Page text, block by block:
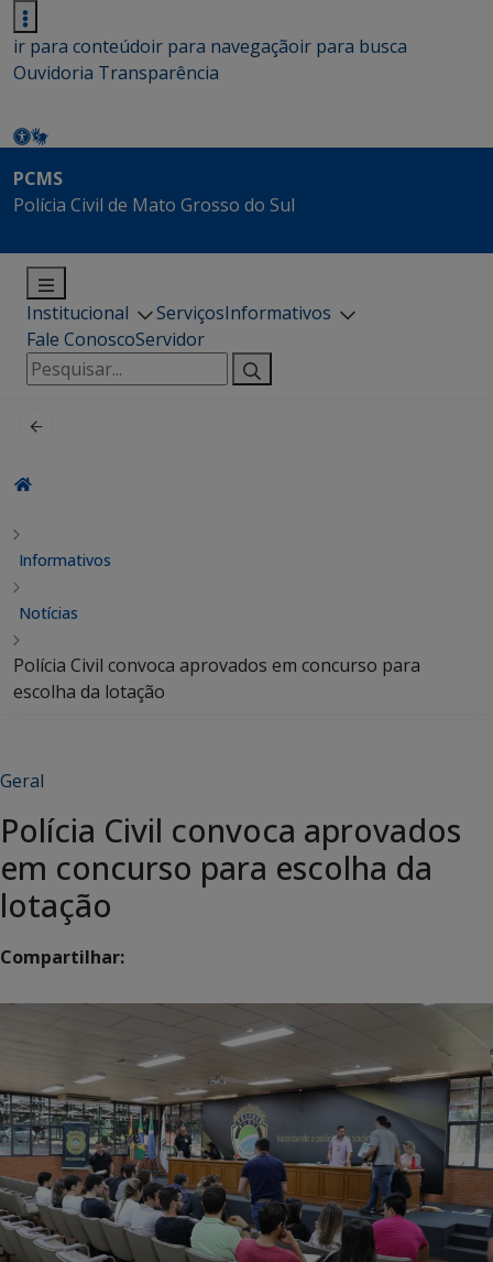
ir para conteúdoir para navegaçãoir para busca
Ouvidoria Transparência
PCMS
Polícia Civil de Mato Grosso do Sul
Institucional ServiçosInformativos
Fale ConoscoServidor
Pesquisar
por:
Informativos
Notícias
Polícia Civil convoca aprovados em concurso para
escolha da lotação
Geral
Polícia Civil convoca aprovados
em concurso para escolha da
lotação
Compartilhar: